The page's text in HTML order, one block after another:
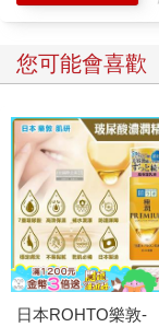
您可能會喜歡
日本ROHTO樂敦-